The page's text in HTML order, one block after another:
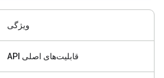
ویژگی
قابلیت‌های اصلی API